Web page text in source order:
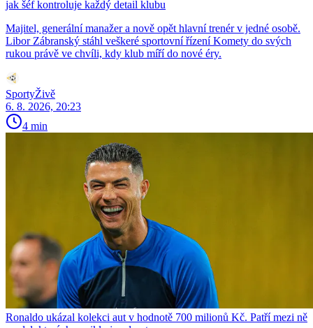
jak šéf kontroluje každý detail klubu
Majitel, generální manažer a nově opět hlavní trenér v jedné osobě.
Libor Zábranský stáhl veškeré sportovní řízení Komety do svých
rukou právě ve chvíli, kdy klub míří do nové éry.
SportyŽivě
6. 8. 2026, 20:23
4 min
Ronaldo ukázal kolekci aut v hodnotě 700 milionů Kč. Patří mezi ně